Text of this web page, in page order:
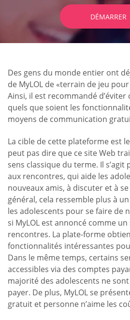
DÉMARRER
Des gens du monde entier ont
de MyLOL de «terrain de jeu
Ainsi, il est recommandé
quels que soient les
moyens de communication
La cible de cette plateforme est
peut pas dire que ce site Web
sens classique du terme. Il
aux rencontres, qui aide les
nouveaux amis, à discuter et à
général, cela ressemble plus à
les adolescents pour se faire de
si MyLOL est annoncé comme
rencontres. La plate-forme
fonctionnalités intéressantes
Dans le même temps, certains
accessibles via des comptes
majorité des adolescents ne
payer. De plus, MyLOL se
gratuit et personne n’aime les